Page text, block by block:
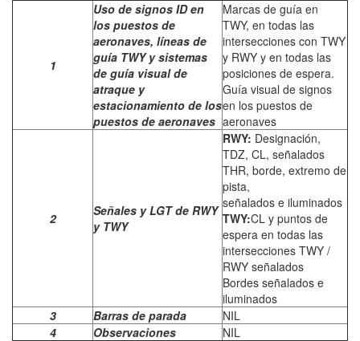
1
Uso de signos ID en
los puestos de
aeronaves, líneas de
guía TWY y sistemas
de guía visual de
atraque y
estacionamiento de los
puestos de aeronaves
Marcas de guía en
TWY, en todas las
intersecciones con TWY
y RWY y en todas las
posiciones de espera.
Guía visual de signos
en los puestos de
aeronaves
2
Señales y LGT de RWY
y TWY
RWY: Designación,
TDZ, CL, señalados
THR, borde, extremo de
pista,
señalados e iluminados
TWY:CL y puntos de
espera en todas las
intersecciones TWY /
RWY señalados
Bordes señalados e
iluminados
3
Barras de parada
NIL
4
Observaciones NIL